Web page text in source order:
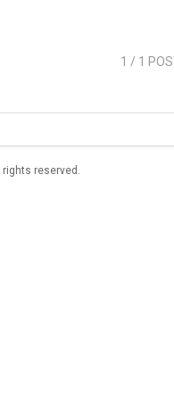
1 / 1
rights reserved.